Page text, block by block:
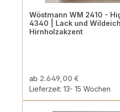
Wöstmann WM 2410 -
4340 | Lack und
Hirnholzakzent
ab 2.649,00 €
Lieferzeit: 13- 15 Wochen